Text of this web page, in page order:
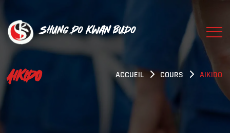
Shung Do Kwan Budo
AIKIDO ACCUEIL COURS AIKIDO